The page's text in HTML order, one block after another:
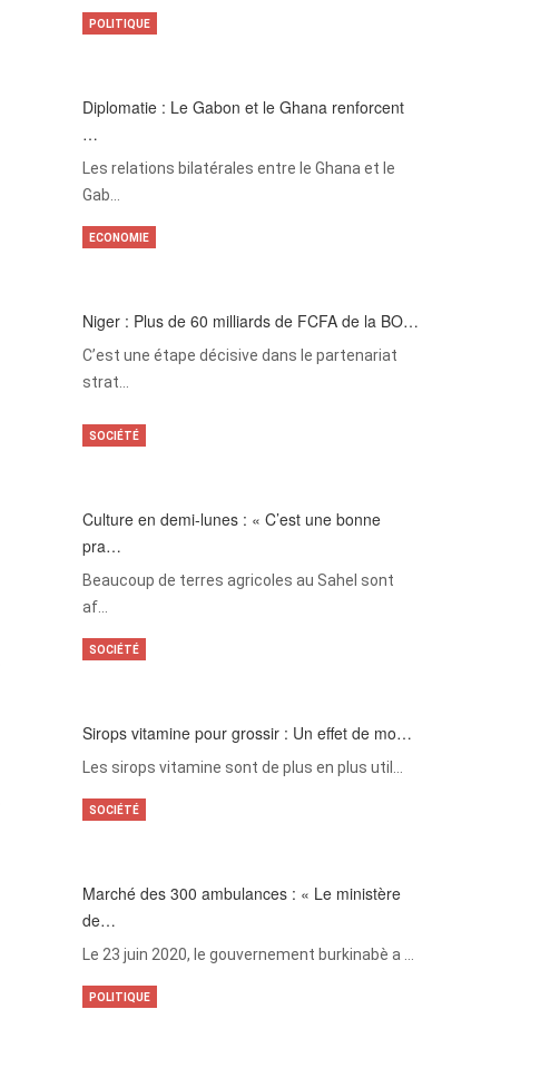
Diplomatie : Le Gabon et le Ghana renforcent
…
Les relations bilatérales entre le Ghana et le
Gab…
POLITIQUE
Niger : Plus de 60 milliards de FCFA de la BO…
C’est une étape décisive dans le partenariat
strat…
ECONOMIE
Culture en demi-lunes : « C’est une bonne
pra…
Beaucoup de terres agricoles au Sahel sont
af…
SOCIÉTÉ
Sirops vitamine pour grossir : Un effet de mo…
Les sirops vitamine sont de plus en plus util…
SOCIÉTÉ
Marché des 300 ambulances : « Le ministère
de…
Le 23 juin 2020, le gouvernement burkinabè a …
SOCIÉTÉ
POLITIQUE